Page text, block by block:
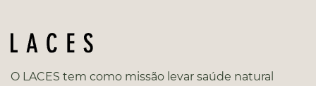
O LACES tem como missão levar saúde natural